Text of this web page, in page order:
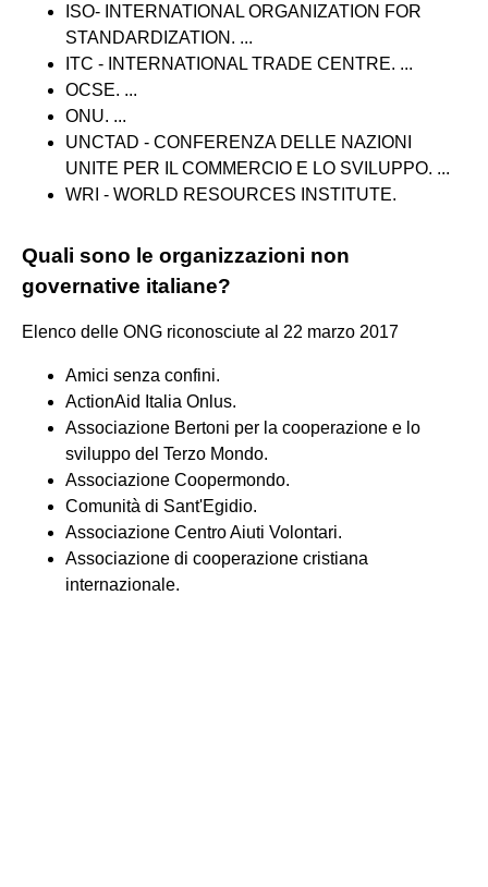
ISO- INTERNATIONAL ORGANIZATION FOR
STANDARDIZATION. ...
ITC - INTERNATIONAL TRADE CENTRE. ...
OCSE. ...
ONU. ...
UNCTAD - CONFERENZA DELLE NAZIONI
UNITE PER IL COMMERCIO E LO SVILUPPO. ...
WRI - WORLD RESOURCES INSTITUTE.
Quali sono le organizzazioni non
governative italiane?
Elenco delle ONG riconosciute al 22 marzo 2017
Amici senza confini.
ActionAid Italia Onlus.
Associazione Bertoni per la cooperazione e lo
sviluppo del Terzo Mondo.
Associazione Coopermondo.
Comunità di Sant'Egidio.
Associazione Centro Aiuti Volontari.
Associazione di cooperazione cristiana
internazionale.